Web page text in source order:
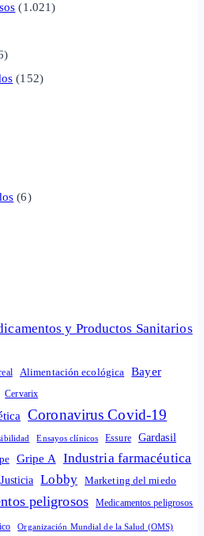
(1.021)
(152)
(6)
y Productos Sanitarios
Alimentación ecológica Bayer
Cervarix
Coronavirus Covid-19
Ensayos clínicos Essure Gardasil
Gripe A Industria farmacéutica
Justicia Lobby Marketing del miedo
peligrosos Medicamentos peligrosos
Organización Mundial de la Salud (OMS)